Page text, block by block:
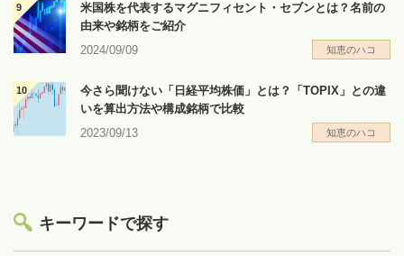
米国株を代表するマグニフィセント・セブンとは？名前の
由来や銘柄をご紹介
2024/09/09
知恵のハコ
今さら聞けない「日経平均株価」とは？「TOPIX」との違
いを算出方法や構成銘柄で比較
2023/09/13
知恵のハコ
キーワードで探す